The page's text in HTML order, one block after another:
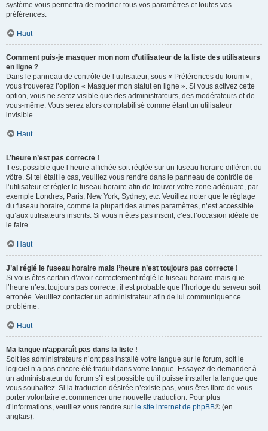
système vous permettra de modifier tous vos paramètres et toutes vos
préférences.
Haut
Comment puis-je masquer mon nom d’utilisateur de la liste des utilisateurs
en ligne ?
Dans le panneau de contrôle de l’utilisateur, sous « Préférences du forum »,
vous trouverez l’option « Masquer mon statut en ligne ». Si vous activez cette
option, vous ne serez visible que des administrateurs, des modérateurs et de
vous-même. Vous serez alors comptabilisé comme étant un utilisateur
invisible.
Haut
L’heure n’est pas correcte !
Il est possible que l’heure affichée soit réglée sur un fuseau horaire différent du
vôtre. Si tel était le cas, veuillez vous rendre dans le panneau de contrôle de
l’utilisateur et régler le fuseau horaire afin de trouver votre zone adéquate, par
exemple Londres, Paris, New York, Sydney, etc. Veuillez noter que le réglage
du fuseau horaire, comme la plupart des autres paramètres, n’est accessible
qu’aux utilisateurs inscrits. Si vous n’êtes pas inscrit, c’est l’occasion idéale de
le faire.
Haut
J’ai réglé le fuseau horaire mais l’heure n’est toujours pas correcte !
Si vous êtes certain d’avoir correctement réglé le fuseau horaire mais que
l’heure n’est toujours pas correcte, il est probable que l’horloge du serveur soit
erronée. Veuillez contacter un administrateur afin de lui communiquer ce
problème.
Haut
Ma langue n’apparaît pas dans la liste !
Soit les administrateurs n’ont pas installé votre langue sur le forum, soit le
logiciel n’a pas encore été traduit dans votre langue. Essayez de demander à
un administrateur du forum s’il est possible qu’il puisse installer la langue que
vous souhaitez. Si la traduction désirée n’existe pas, vous êtes libre de vous
porter volontaire et commencer une nouvelle traduction. Pour plus
d’informations, veuillez vous rendre sur le site internet de phpBB® (en
anglais).